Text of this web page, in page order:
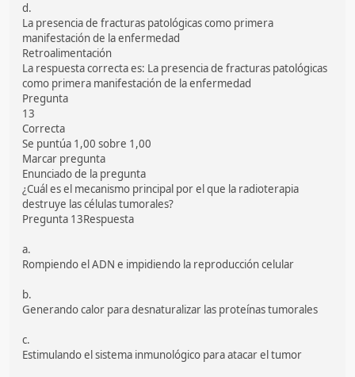
d.
La presencia de fracturas patológicas como primera
manifestación de la enfermedad
Retroalimentación
La respuesta correcta es: La presencia de fracturas patológicas
como primera manifestación de la enfermedad
Pregunta
13
Correcta
Se puntúa 1,00 sobre 1,00
Marcar pregunta
Enunciado de la pregunta
¿Cuál es el mecanismo principal por el que la radioterapia
destruye las células tumorales?
Pregunta 13Respuesta
a.
Rompiendo el ADN e impidiendo la reproducción celular
b.
Generando calor para desnaturalizar las proteínas tumorales
c.
Estimulando el sistema inmunológico para atacar el tumor